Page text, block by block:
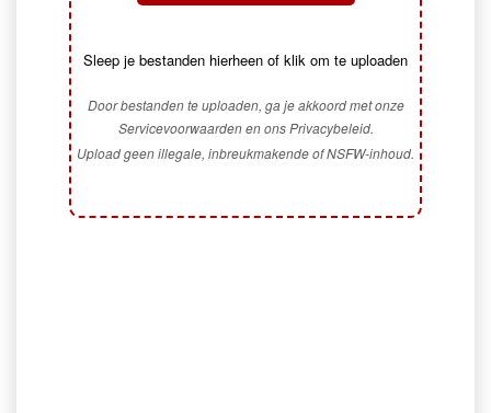
Sleep je bestanden hierheen of klik om te uploaden
Door bestanden te uploaden, ga je akkoord met onze
Servicevoorwaarden en ons Privacybeleid.
Upload geen illegale, inbreukmakende of NSFW-inhoud.